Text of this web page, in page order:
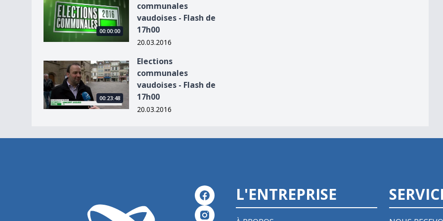
00:00:00
communales
vaudoises - Flash de
17h00
20.03.2016
Elections communales vaudoises - Flash de 17h00
00:23:48
Elections
communales
vaudoises - Flash de
17h00
20.03.2016
L'ENTREPRISE